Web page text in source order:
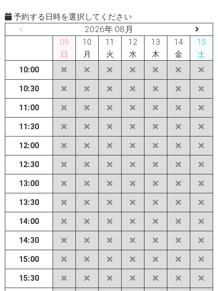
予約する日時を選択してください
2026年 08月
09
日
10
月
11
火
12
水
13
木
14
金
15
土
10:00
10:30
11:00
11:30
12:00
12:30
13:00
13:30
14:00
14:30
15:00
15:30